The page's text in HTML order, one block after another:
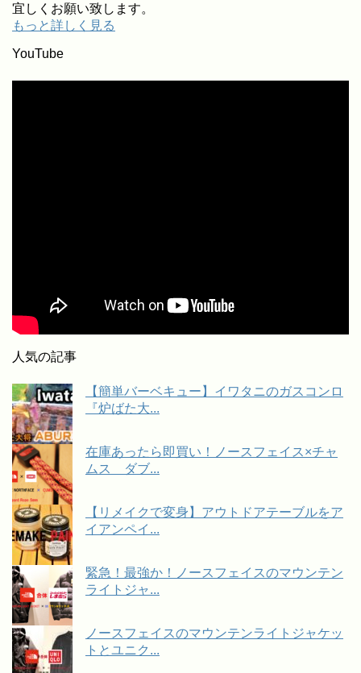
宜しくお願い致します。
もっと詳しく見る
YouTube
人気の記事
【簡単バーベキュー】イワタニのガスコンロ
『炉ばた大...
在庫あったら即買い！ノースフェイス×チャ
ムス ダブ...
【リメイクで変身】アウトドアテーブルをア
イアンペイ...
緊急！最強か！ノースフェイスのマウンテン
ライトジャ...
ノースフェイスのマウンテンライトジャケッ
トとユニク...